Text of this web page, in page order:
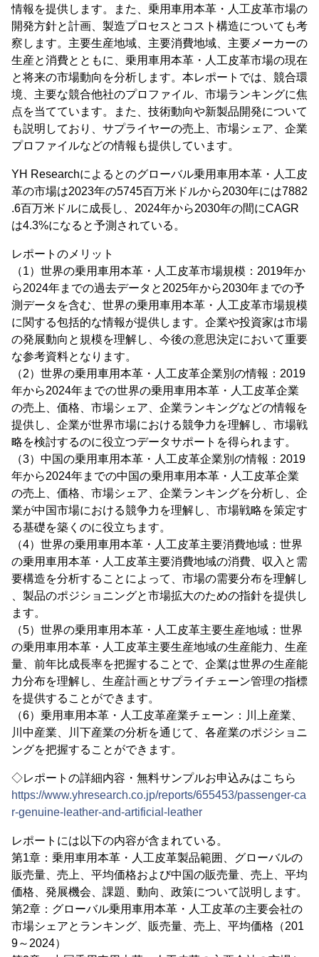
情報を提供します。また、乗用車用本革・人工皮革市場の
開発方針と計画、製造プロセスとコスト構造についても考
察します。主要生産地域、主要消費地域、主要メーカーの
生産と消費とともに、乗用車用本革・人工皮革市場の現在
と将来の市場動向を分析します。本レポートでは、競合環
境、主要な競合他社のプロファイル、市場ランキングに焦
点を当てています。また、技術動向や新製品開発について
も説明しており、サプライヤーの売上、市場シェア、企業
プロファイルなどの情報も提供しています。
YH Researchによるとのグローバル乗用車用本革・人工皮
革の市場は2023年の5745百万米ドルから2030年には7882
.6百万米ドルに成長し、2024年から2030年の間にCAGR
は4.3%になると予測されている。
レポートのメリット
（1）世界の乗用車用本革・人工皮革市場規模：2019年か
ら2024年までの過去データと2025年から2030年までの予
測データを含む、世界の乗用車用本革・人工皮革市場規模
に関する包括的な情報が提供します。企業や投資家は市場
の発展動向と規模を理解し、今後の意思決定において重要
な参考資料となります。
（2）世界の乗用車用本革・人工皮革企業別の情報：2019
年から2024年までの世界の乗用車用本革・人工皮革企業
の売上、価格、市場シェア、企業ランキングなどの情報を
提供し、企業が世界市場における競争力を理解し、市場戦
略を検討するのに役立つデータサポートを得られます。
（3）中国の乗用車用本革・人工皮革企業別の情報：2019
年から2024年までの中国の乗用車用本革・人工皮革企業
の売上、価格、市場シェア、企業ランキングを分析し、企
業が中国市場における競争力を理解し、市場戦略を策定す
る基礎を築くのに役立ちます。
（4）世界の乗用車用本革・人工皮革主要消費地域：世界
の乗用車用本革・人工皮革主要消費地域の消費、収入と需
要構造を分析することによって、市場の需要分布を理解し
、製品のポジショニングと市場拡大のための指針を提供し
ます。
（5）世界の乗用車用本革・人工皮革主要生産地域：世界
の乗用車用本革・人工皮革主要生産地域の生産能力、生産
量、前年比成長率を把握することで、企業は世界の生産能
力分布を理解し、生産計画とサプライチェーン管理の指標
を提供することができます。
（6）乗用車用本革・人工皮革産業チェーン：川上産業、
川中産業、川下産業の分析を通じて、各産業のポジショニ
ングを把握することができます。
◇レポートの詳細内容・無料サンプルお申込みはこちら
https://www.yhresearch.co.jp/reports/655453/passenger-ca
r-genuine-leather-and-artificial-leather
レポートには以下の内容が含まれている。
第1章：乗用車用本革・人工皮革製品範囲、グローバルの
販売量、売上、平均価格および中国の販売量、売上、平均
価格、発展機会、課題、動向、政策について説明します。
第2章：グローバル乗用車用本革・人工皮革の主要会社の
市場シェアとランキング、販売量、売上、平均価格（201
9～2024）